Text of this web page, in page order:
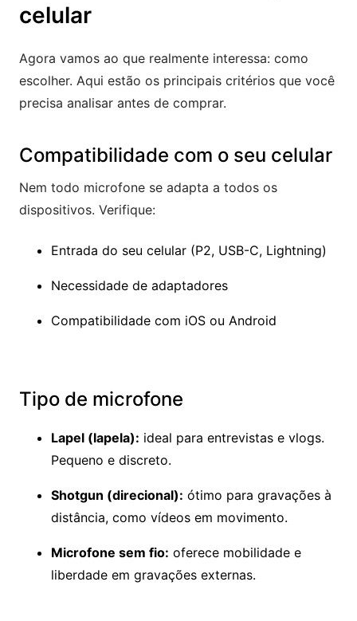
celular
Agora vamos ao que realmente interessa: como
escolher. Aqui estão os principais critérios que você
precisa analisar antes de comprar.
Compatibilidade com o seu celular
Nem todo microfone se adapta a todos os
dispositivos. Verifique:
Entrada do seu celular (P2, USB-C, Lightning)
Necessidade de adaptadores
Compatibilidade com iOS ou Android
Tipo de microfone
Lapel (lapela): ideal para entrevistas e vlogs.
Pequeno e discreto.
Shotgun (direcional): ótimo para gravações à
distância, como vídeos em movimento.
Microfone sem fio: oferece mobilidade e
liberdade em gravações externas.